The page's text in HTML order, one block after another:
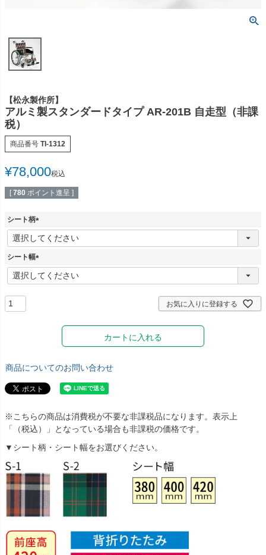
テーブル・ベッド
ディスポーザブルカバー
ワゴン／ダストボックス
担架
ホームケア・ヘルスケア
用品
健康補助食品
用品
【松永製作所】
アルミ製スタンダードタイプ AR-201B 自走型（非課
税）
商品番号 TI-1312
¥78,000税込
[ 780 ポイント進呈 ]
シート柄
(
必
須
シート幅
(
必
お気に入りに登録する
カートに入れる
商品についてのお問い合わせ
※こちらの商品は消費税が不要な非課税品になります。表示上
「（税込）」となっている場合も非課税の価格です。
▼シート柄・シート幅をお選びください。